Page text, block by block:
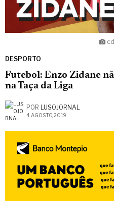
DESPORTO
Futebol: Enzo Zidane
na Taça da Liga
POR LUSOJORNAL
4 AGOSTO, 2019